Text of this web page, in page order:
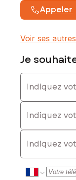
Appeler
Voir ses
Je
Indiquez votre
Indiquez votre
E-mail